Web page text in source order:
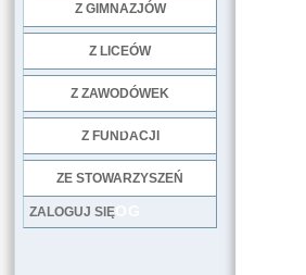
Z GIMNAZJÓW
Z LICEÓW
Z ZAWODÓWEK
Z FUNDACJI
ZE STOWARZYSZEŃ
LOG
ZALOGUJ SIĘ